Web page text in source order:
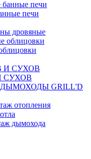
печи
дровяные
СУХОВ
ДЫМОХОДЫ GRILL'D
отопления
дымохода